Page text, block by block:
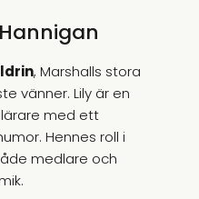
, Marshalls stora
vänner. Lily är en
med ett
Hennes roll i
medlare och